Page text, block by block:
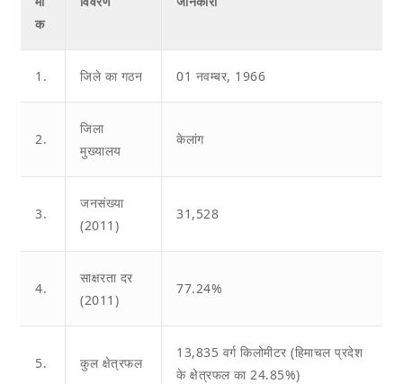
क
1. जिले का गठन 01 नवम्बर, 1966
2.
जिला
मुख्यालय
केलांग
3.
जनसंख्या
(2011)
31,528
4.
साक्षरता दर
(2011)
77.24%
5. कुल क्षेत्रफल
13,835 वर्ग किलोमीटर (हिमाचल प्रदेश
के क्षेत्रफल का 24.85%)